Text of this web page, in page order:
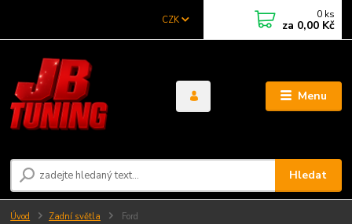
Menu
CZK
Hledat
0 ks
za 0,00 Kč
Úvod Zadní světla Ford